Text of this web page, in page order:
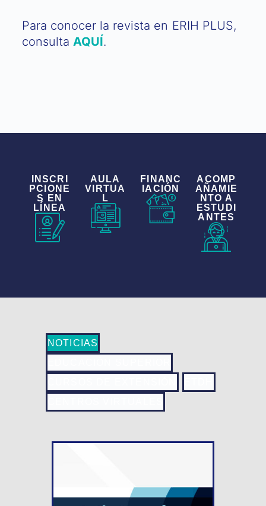
Para conocer la revista en ERIH PLUS,
consultaAQUÍ.
INSCRI
PCIONE
S EN
LÍNEA
AULA
VIRTUA
L
FINANC
IACIÓN
ACOMP
AÑAMIE
NTO A
ESTUDI
ANTES
NOTICIAS